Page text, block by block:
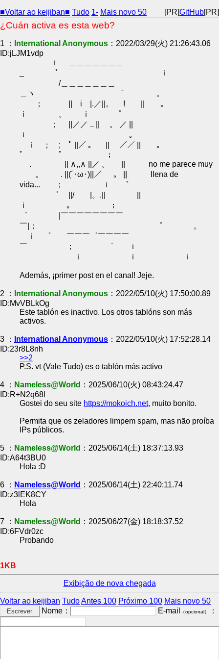
■Voltar ao keijiban■ Tudo 1- Mais novo 50 [PR]GitHub[PR]
¿Cuán activa es esta web?
1 ： International Anonymous ：2022/03/29(火) 21:26:43.06
ID:jLJM1vdp
ｉ ＿＿＿＿＿＿＿
_ ﾟ ｉ
/＿＿＿＿＿＿＿
＿ヽ ﾟ 。
； || i |.／||。 ! || ｡
ｉ 。 ｉ ゜
； ||／／ .. || 。 ／ ||
ｉ ｡
ｉ ； ; ﾟ ||／ 。 || ／／ || 。
゜ ゜ ；
. || ∧,,∧ ||／ 。 || no me parece muy
。 . ||(´･ω･)||／ 。 || llena de
vida... ； ｉ ﾟ
゜ ||/ |。.|| ||
ｉ ｡ ；
゜ |￣￣￣￣￣￣￣￣
￣|； ゜ 。
ｉ ゜ ￣￣￣゜￣￣￣￣
￣ ； ゜ ｉ
ｉ ｉ ｉ
Además, ¡primer post en el canal! Jeje.
2 ： International Anonymous ：2022/05/10(火) 17:50:00.89
ID:MvVBLkOg
Este tablón es inactivo. Los otros tablóns son más
activos.
3 ： International Anonymous ：2022/05/10(火) 17:52:28.14
ID:23r8L8nh
>>2
P.S. vt (Vale Tudo) es o tablón más activo
4 ： Nameless@World ：2025/06/10(火) 08:43:24.47
ID:R+N2q68l
Gostei do seu site https://mokoich.net, muito bonito.
Permita que os zeladores limpem spam, mas não proíba
IPs públicos.
5 ： Nameless@World ：2025/06/14(土) 18:37:13.93
ID:A64t3BU0
Hola :D
6 ： Nameless@World ：2025/06/14(土) 22:40:11.74
ID:z3lEK8CY
Hola
7 ： Nameless@World ：2025/06/27(金) 18:18:37.52
ID:6FVdr0zc
Probando
1KB
Exibição de nova chegada
Voltar ao keijiban TudoAntes 100 Próximo 100 Mais novo 50
Nome：
E-mail （opcional） ：